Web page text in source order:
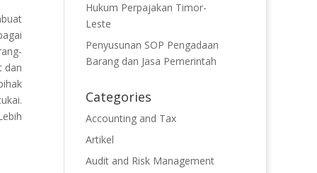
dan
Hukum Perpajakan Timor-
Leste
Penyusunan SOP Pengadaan
Barang dan Jasa Pemerintah
Categories
Accounting and Tax
Artikel
Audit and Risk Management